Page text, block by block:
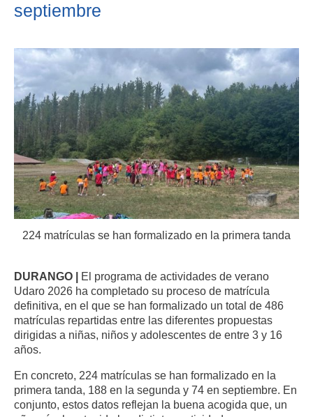
septiembre
224 matrículas se han formalizado en la primera tanda
DURANGO | El programa de actividades de verano
Udaro 2026 ha completado su proceso de matrícula
definitiva, en el que se han formalizado un total de 486
matrículas repartidas entre las diferentes propuestas
dirigidas a niñas, niños y adolescentes de entre 3 y 16
años.
En concreto, 224 matrículas se han formalizado en la
primera tanda, 188 en la segunda y 74 en septiembre. En
conjunto, estos datos reflejan la buena acogida que, un